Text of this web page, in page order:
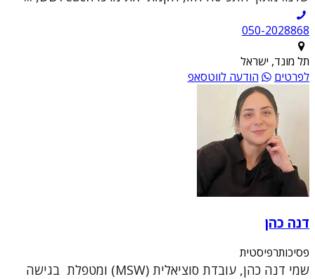
050-2028868
תל מונד, ישראל
לפרטים
הודעה לווטסאפ
דנה כהן
פסיכותרפיסטית
שמי דנה כהן, עובדת סוציאלית (MSW) ומטפלת בגישה